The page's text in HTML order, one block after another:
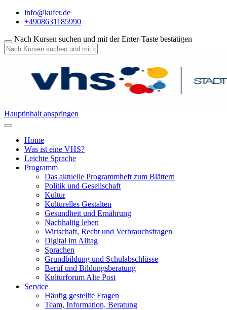
info@kufer.de
+4908631185990
Nach Kursen suchen und mit der Enter-Taste bestätigen
Hauptinhalt anspringen
Home
Was ist eine VHS?
Leichte Sprache
Programm
Das aktuelle Programmheft zum Blättern
Politik und Gesellschaft
Kultur
Kulturelles Gestalten
Gesundheit und Ernährung
Nachhaltig leben
Wirtschaft, Recht und Verbrauchsfragen
Digital im Alltag
Sprachen
Grundbildung und Schulabschlüsse
Beruf und Bildungsberatung
Kulturforum Alte Post
Service
Häufig gestellte Fragen
Team, Information, Beratung